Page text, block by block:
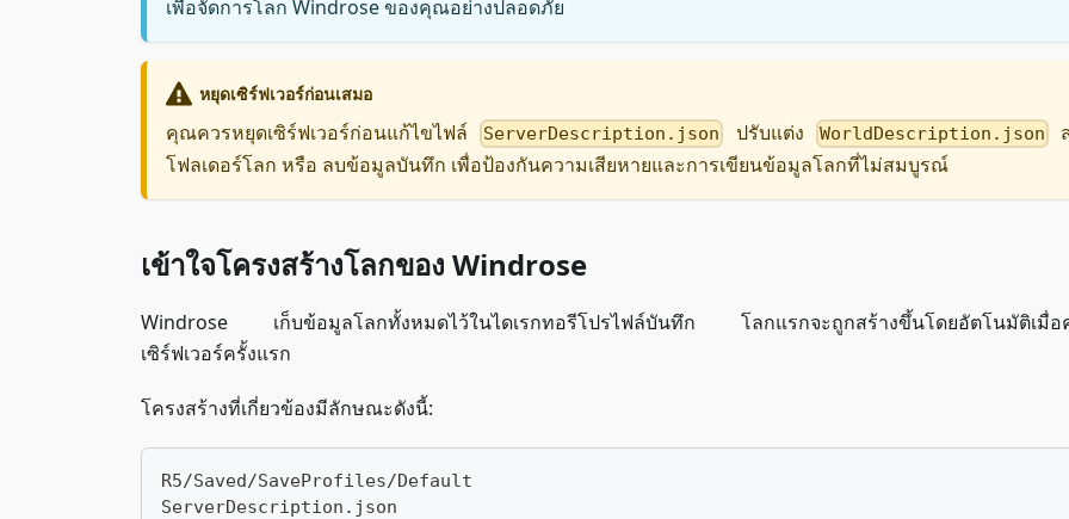
เพื่อจัดการโลก Windrose ของคุณอย่างปลอดภัย
หยุดเซิร์ฟเวอร์ก่อนเสมอ
คุณควรหยุดเซิร์ฟเวอร์ก่อนแก้ไขไฟล์ ServerDescription.json ปรับแต่ง WorldDescription.json ส
โฟลเดอร์โลก หรือ ลบข้อมูลบันทึก เพื่อป้องกันความเสียหายและการเขียนข้อมูลโลกที่ไม่สมบูรณ์
เข้าใจโครงสร้างโลกของ Windrose
Windrose เก็บข้อมูลโลกทั้งหมดไว้ในไดเรกทอรีโปรไฟล์บันทึก โลกแรกจะถูกสร้างขึ้นโดยอัตโนมัติเมื่อ
เซิร์ฟเวอร์ครั้งแรก
โครงสร้างที่เกี่ยวข้องมีลักษณะดังนี้:
R5/Saved/SaveProfiles/Default
ServerDescription.json